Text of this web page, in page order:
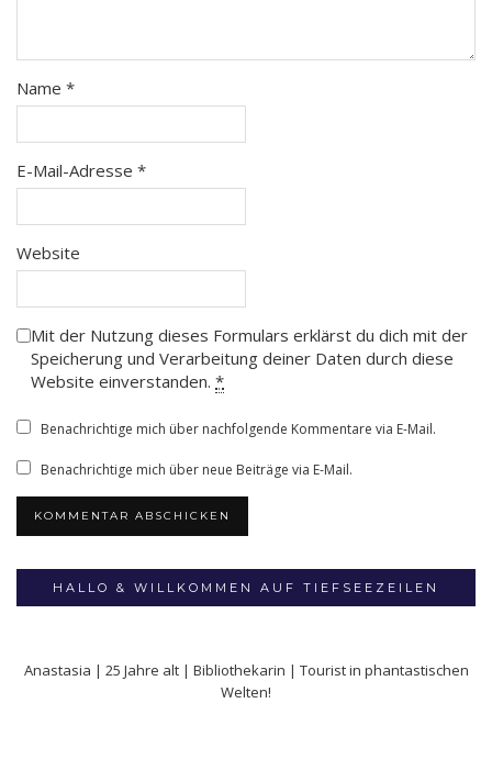
Name *
E-Mail-Adresse *
Website
Mit der Nutzung dieses Formulars erklärst du dich mit der
Speicherung und Verarbeitung deiner Daten durch diese
Website einverstanden. *
Benachrichtige mich über nachfolgende Kommentare via E-Mail.
Benachrichtige mich über neue Beiträge via E-Mail.
HALLO & WILLKOMMEN AUF TIEFSEEZEILEN
Anastasia | 25 Jahre alt | Bibliothekarin | Tourist in phantastischen
Welten!